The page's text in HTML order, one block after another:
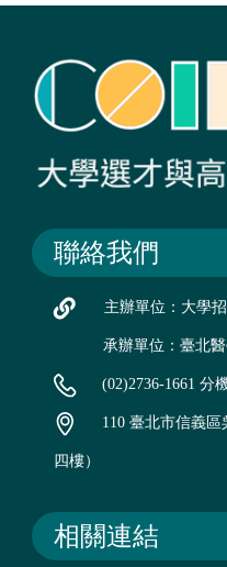
聯絡我們
主辦單位：大學
承辦單位：臺北
(02)2736-1661 分
110 臺北市信義
四樓）
相關連結